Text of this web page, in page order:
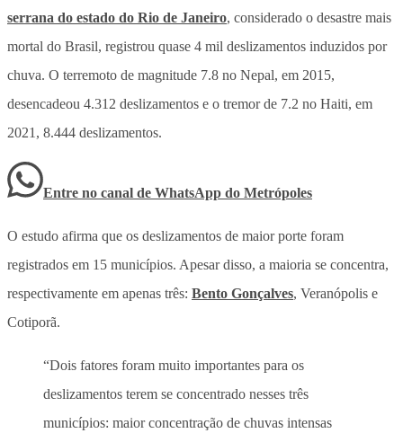
serrana do estado do Rio de Janeiro, considerado o desastre mais
mortal do Brasil, registrou quase 4 mil deslizamentos induzidos por
chuva. O terremoto de magnitude 7.8 no Nepal, em 2015,
desencadeou 4.312 deslizamentos e o tremor de 7.2 no Haiti, em
2021, 8.444 deslizamentos.
Entre no canal de WhatsApp do Metrópoles
O estudo afirma que os deslizamentos de maior porte foram
registrados em 15 municípios. Apesar disso, a maioria se concentra,
respectivamente em apenas três: Bento Gonçalves, Veranópolis e
Cotiporã.
“Dois fatores foram muito importantes para os
deslizamentos terem se concentrado nesses três
municípios: maior concentração de chuvas intensas